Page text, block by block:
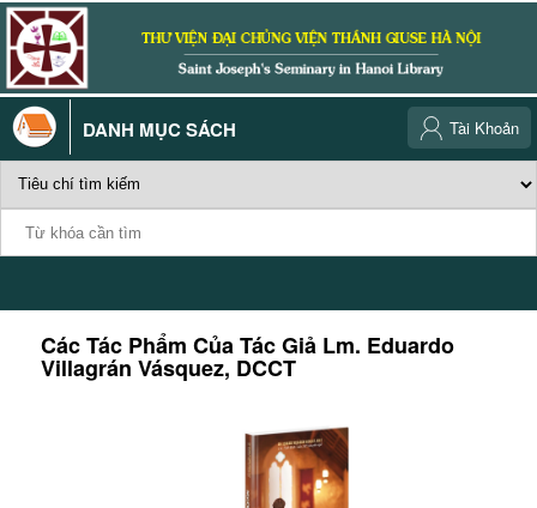
DANH MỤC SÁCH Tài Khoản
Các Tác Phẩm Của Tác Giả Lm. Eduardo
Villagrán Vásquez, DCCT